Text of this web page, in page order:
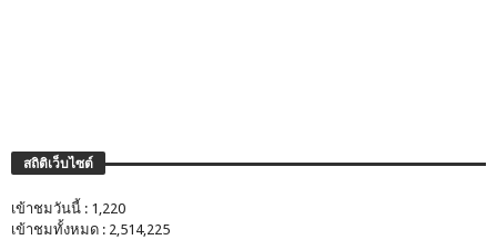
สถิติเว็บไซต์
เข้าชมวันนี้ : 1,220
เข้าชมทั้งหมด : 2,514,225